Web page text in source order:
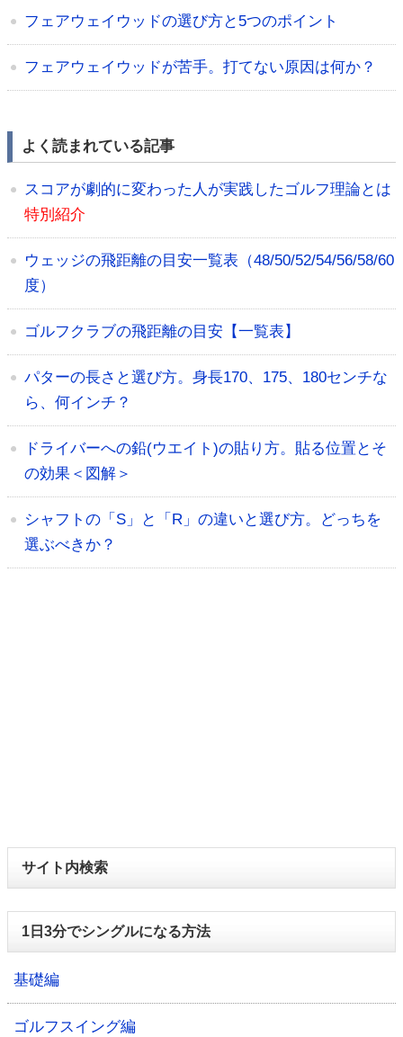
フェアウェイウッドの選び方と5つのポイント
フェアウェイウッドが苦手。打てない原因は何か？
よく読まれている記事
スコアが劇的に変わった人が実践したゴルフ理論とは
特別紹介
ウェッジの飛距離の目安一覧表（48/50/52/54/56/58/60
度）
ゴルフクラブの飛距離の目安【一覧表】
パターの長さと選び方。身長170、175、180センチな
ら、何インチ？
ドライバーへの鉛(ウエイト)の貼り方。貼る位置とそ
の効果＜図解＞
シャフトの「S」と「R」の違いと選び方。どっちを
選ぶべきか？
サイト内検索
1日3分でシングルになる方法
基礎編
ゴルフスイング編